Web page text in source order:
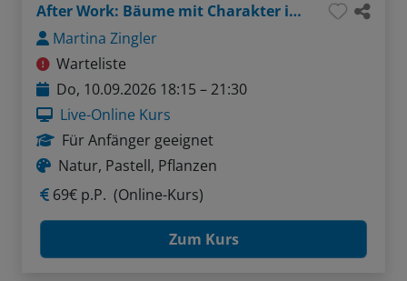
After Work: Bäume mit Charakter in Pastell
Martina Zingler
Warteliste
Do, 10.09.2026 18:15 – 21:30
Live-Online Kurs
Für Anfänger geeignet
Natur, Pastell, Pflanzen
69€ p.P. (Online-Kurs)
Zum Kurs